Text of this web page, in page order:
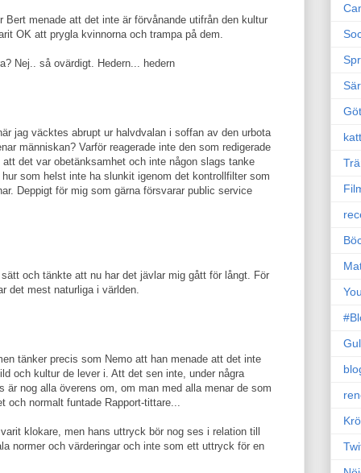
menade att det inte är förvånande utifrån den kultur
OK att prygla kvinnorna och trampa på dem.
Nej.. så ovärdigt. Hedern... hedern
jag väcktes abrupt ur halvdvalan i soffan av den urbota
människan? Varför reagerade inte den som redigerade
det var obetänksamhet och inte någon slags tanke
som helst inte ha slunkit igenom det kontrollfilter som
Deppigt för mig som gärna försvarar public service
och tänkte att nu har det jävlar mig gått för långt. För
det mest naturliga i världen.
tänker precis som Nemo att han menade att det inte
och kultur de lever i. Att det sen inte, under några
är nog alla överens om, om man med alla menar de som
och normalt funtade Rapport-tittare...
klokare, men hans uttryck bör nog ses i relation till
normer och värderingar och inte som ett uttryck för en
katt